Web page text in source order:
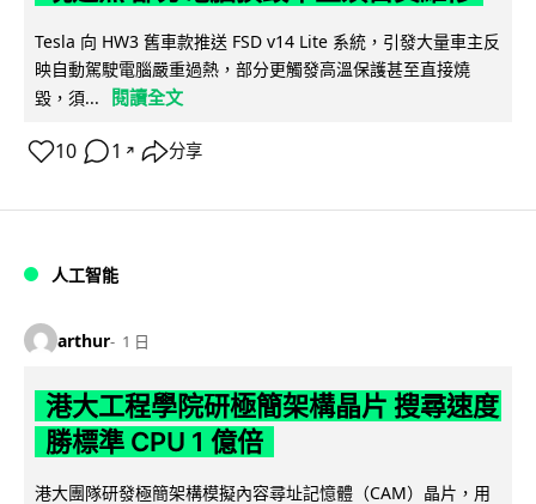
Tesla 向 HW3 舊車款推送 FSD v14 Lite 系統，引發大量車主反
映自動駕駛電腦嚴重過熱，部分更觸發高溫保護甚至直接燒
毀，須...
閱讀全文
10 1 ↗ 分享
人工智能
arthur 1 日
港大工程學院研極簡架構晶片 搜尋速度
勝標準 CPU 1 億倍
港大團隊研發極簡架構模擬內容尋址記憶體（CAM）晶片，用